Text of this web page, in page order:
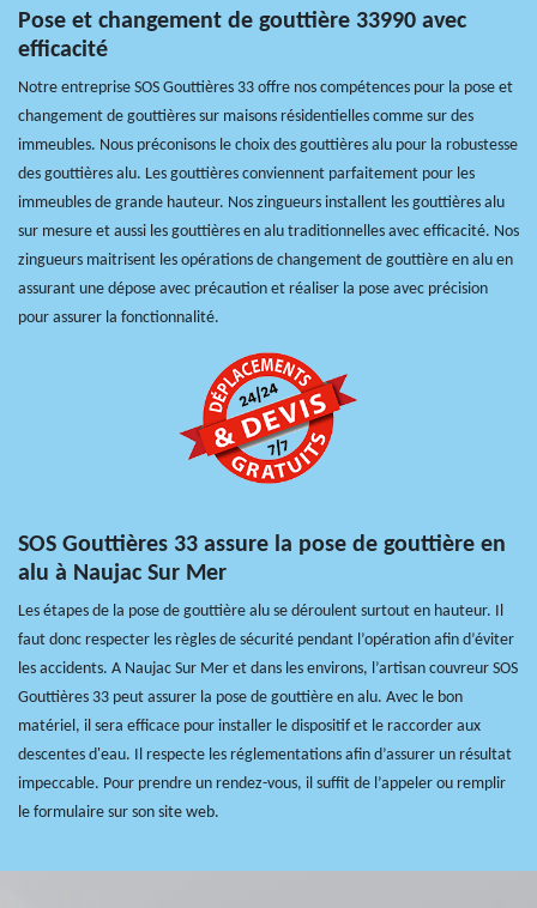
Pose et changement de gouttière 33990 avec
efficacité
Notre entreprise SOS Gouttières 33 offre nos compétences pour la pose et
changement de gouttières sur maisons résidentielles comme sur des
immeubles. Nous préconisons le choix des gouttières alu pour la robustesse
des gouttières alu. Les gouttières conviennent parfaitement pour les
immeubles de grande hauteur. Nos zingueurs installent les gouttières alu
sur mesure et aussi les gouttières en alu traditionnelles avec efficacité. Nos
zingueurs maitrisent les opérations de changement de gouttière en alu en
assurant une dépose avec précaution et réaliser la pose avec précision
pour assurer la fonctionnalité.
SOS Gouttières 33 assure la pose de gouttière en
alu à Naujac Sur Mer
Les étapes de la pose de gouttière alu se déroulent surtout en hauteur. Il
faut donc respecter les règles de sécurité pendant l’opération afin d’éviter
les accidents. A Naujac Sur Mer et dans les environs, l’artisan couvreur SOS
Gouttières 33 peut assurer la pose de gouttière en alu. Avec le bon
matériel, il sera efficace pour installer le dispositif et le raccorder aux
descentes d'eau. Il respecte les réglementations afin d’assurer un résultat
impeccable. Pour prendre un rendez-vous, il suffit de l’appeler ou remplir
le formulaire sur son site web.